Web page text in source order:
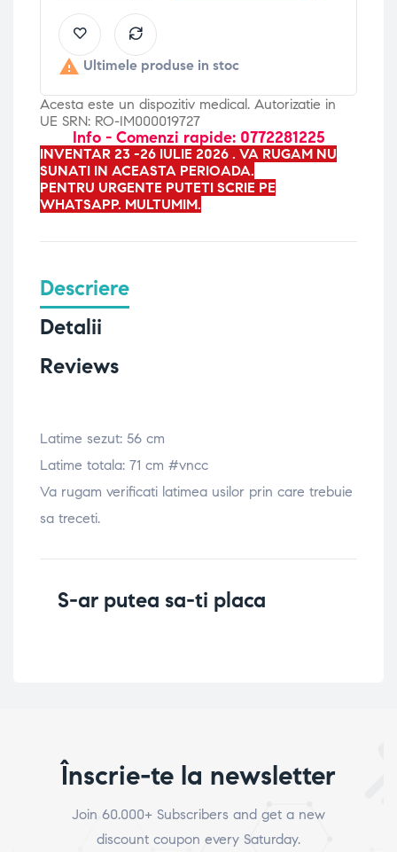
 Ultimele produse in stoc
Acesta este un dispozitiv medical. Autorizatie in
UE SRN: RO-IM000019727
Info - Comenzi rapide: 0772281225
INVENTAR 23 -26 IULIE 2026 . VA RUGAM NU
SUNATI IN ACEASTA PERIOADA.
PENTRU URGENTE PUTETI SCRIE PE
WHATSAPP. MULTUMIM.
Descriere
Detalii
Reviews
Latime sezut: 56 cm
Latime totala: 71 cm #vncc
Va rugam verificati latimea usilor prin care trebuie
sa treceti.
S-ar putea sa-ti placa
Înscrie-te la newsletter
Join 60.000+ Subscribers and get a new
discount coupon every Saturday.